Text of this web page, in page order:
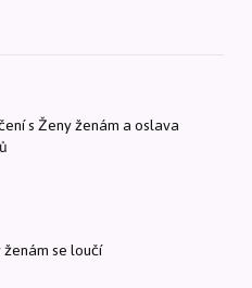
s Ženy ženám a oslava
se loučí